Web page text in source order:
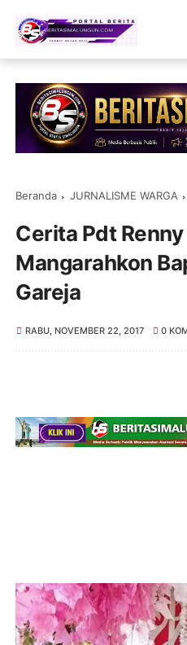
Beranda JURNALISME WARGA
Cerita Pdt
Mangarahkon
Gareja
RABU, NOVEMBER 22, 2017 0